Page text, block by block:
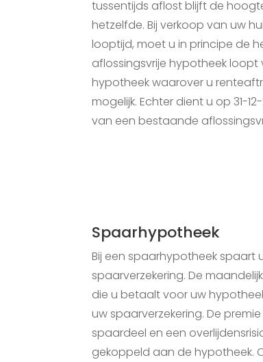
tussentijds aflost blijft de
hetzelfde. Bij verkoop van uw
looptijd, moet u in principe de
aflossingsvrije hypotheek loopt
hypotheek waarover u
mogelijk. Echter dient u op 31-
van een bestaande
Spaarhypotheek
Bij een spaarhypotheek spaart
spaarverzekering. De
die u betaalt voor uw
uw spaarverzekering. De
spaardeel en een
gekoppeld aan de hypotheek.